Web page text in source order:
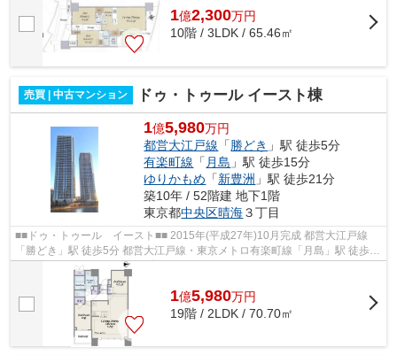
1億2,300万円
10階 / 3LDK / 65.46㎡
売買 | 中古マンション ドゥ・トゥール イースト棟
1億5,980万円
都営大江戸線 「勝どき 」駅 徒歩5分
有楽町線 「 月島 」駅 徒歩15分
ゆりかもめ 「新豊洲 」駅 徒歩21分
築10年 / 52階建 地下1階
東京都中央区晴海３丁目
■■ドゥ・トゥール イースト■■ 2015年(平成27年)10月完成 都営大江戸線
「勝どき」駅 徒歩5分 都営大江戸線・東京メトロ有楽町線「月島」駅 徒歩15
1億5,980万円
19階 / 2LDK / 70.70㎡